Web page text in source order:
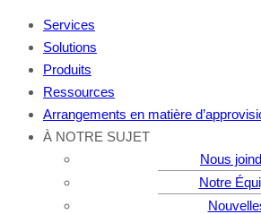
Services
Solutions
Produits
Ressources
Arrangements en matière
À NOTRE SUJET
Nous
Notre